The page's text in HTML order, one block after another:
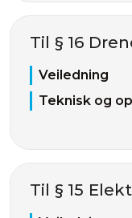
Til § 16
Veiledning
Teknisk og
Til § 15